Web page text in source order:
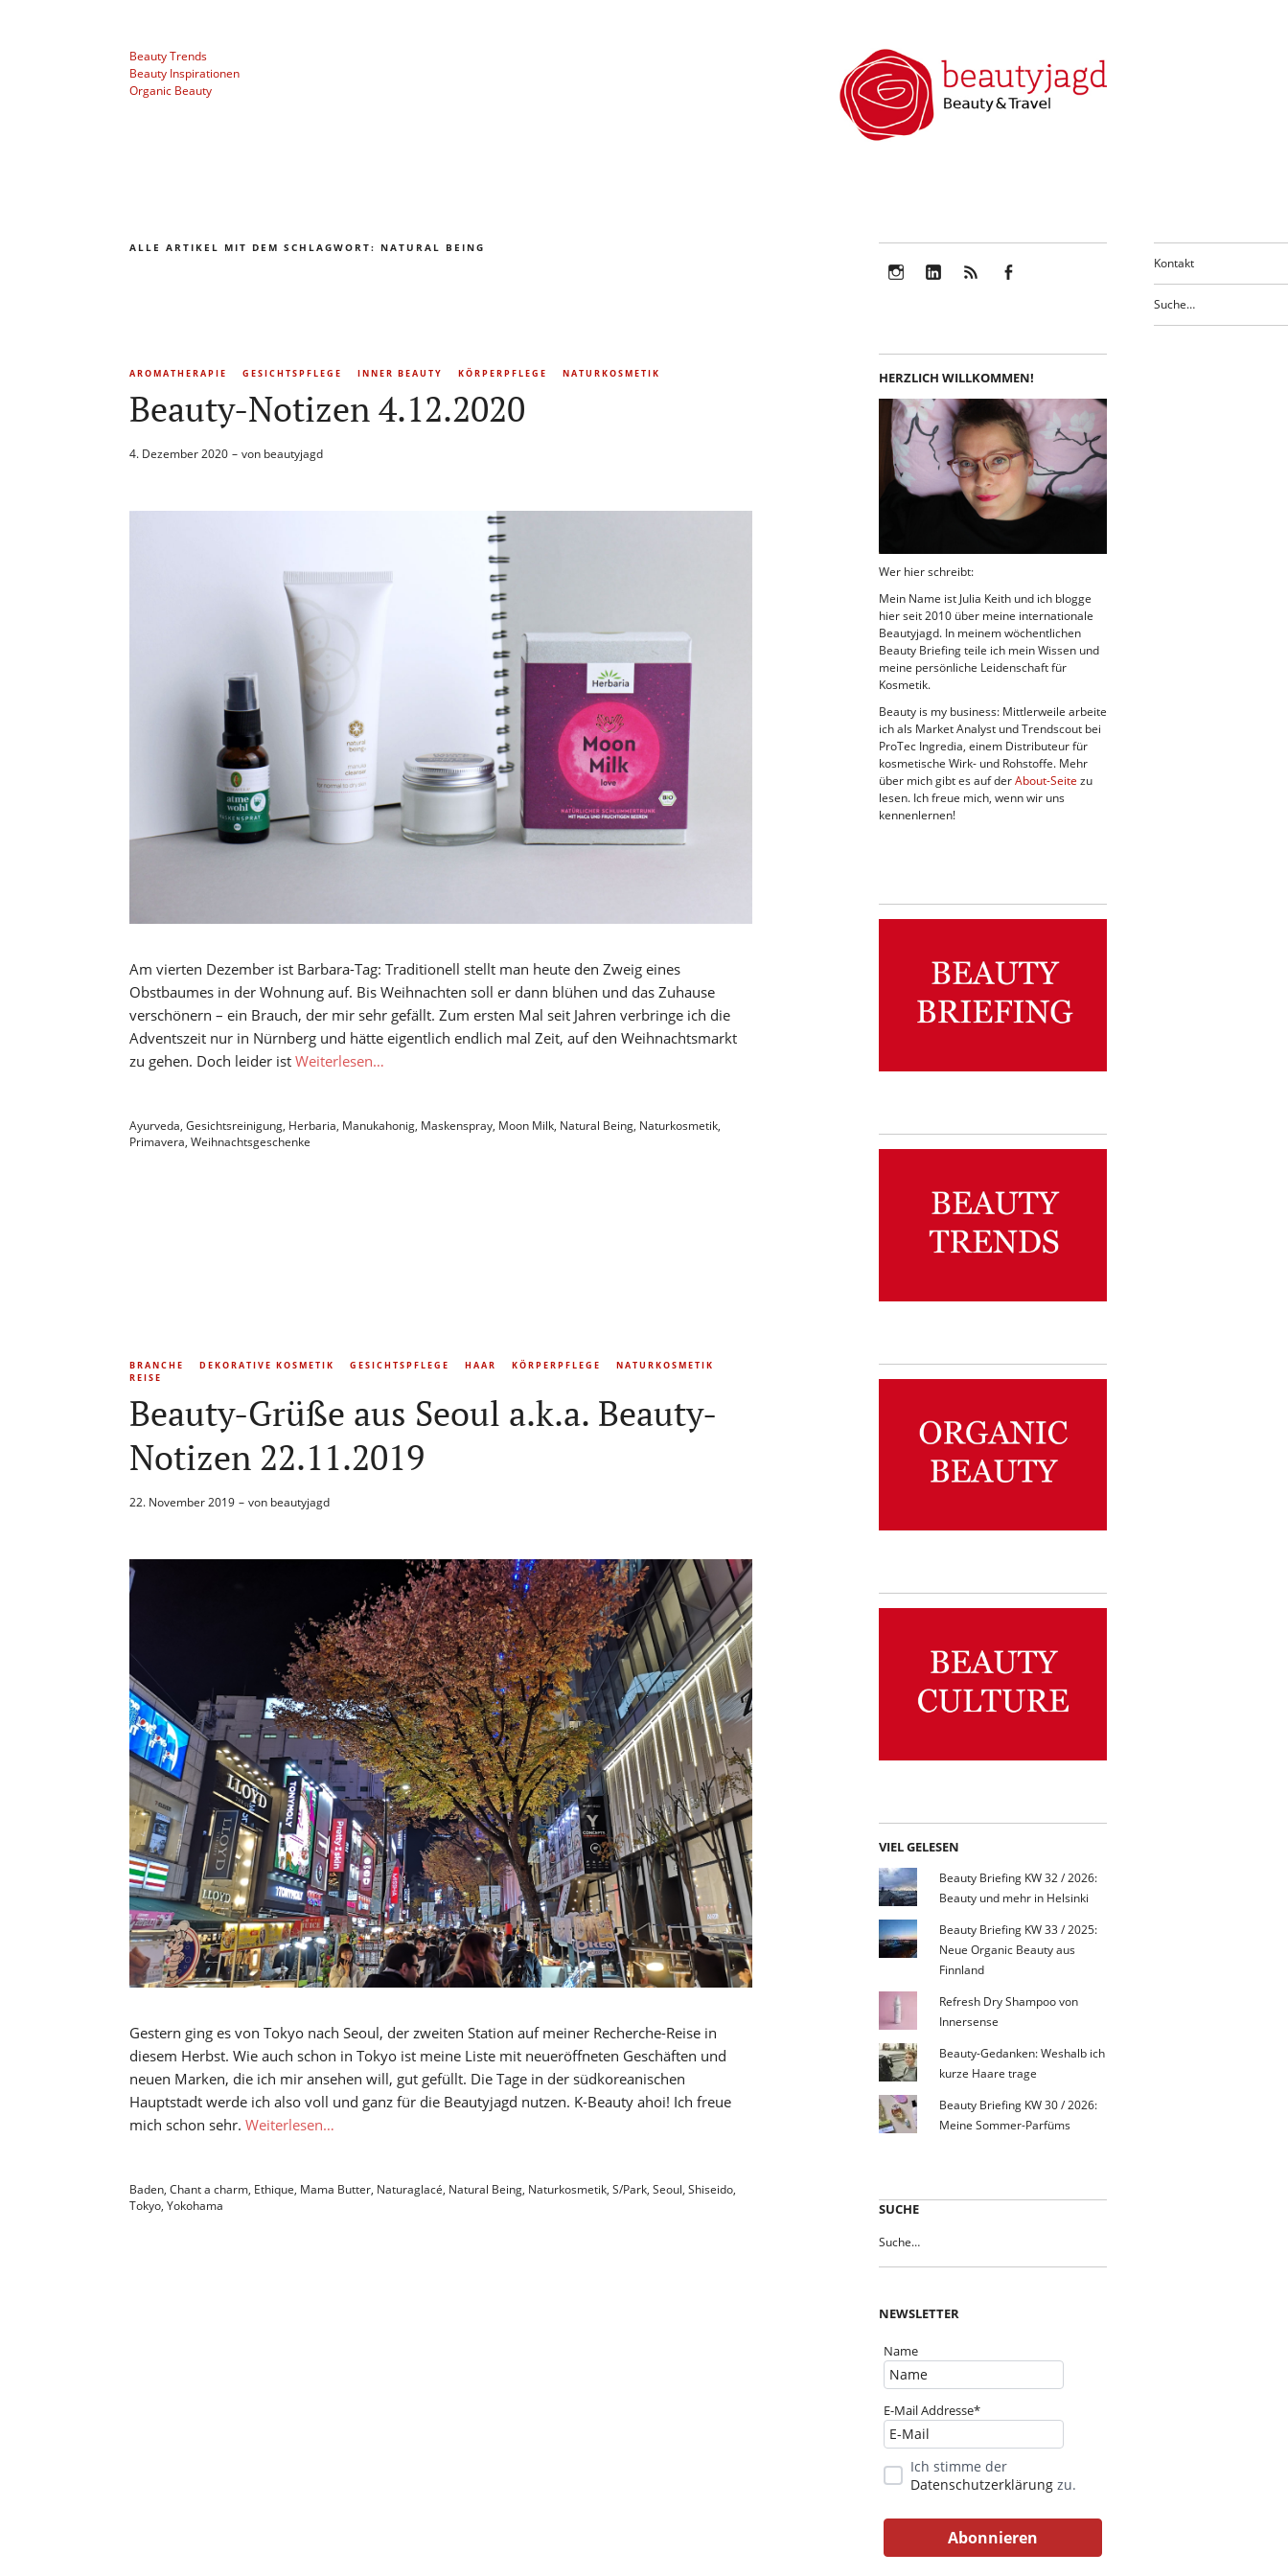
Kontakt
Beauty Trends
Beauty Inspirationen
Organic Beauty
ALLE ARTIKEL MIT DEM SCHLAGWORT: NATURAL BEING
AROMATHERAPIE GESICHTSPFLEGE INNER BEAUTY KÖRPERPFLEGE NATURKOSMETIK
Beauty-Notizen 4.12.2020
4. Dezember 2020 von beautyjagd
Am vierten Dezember ist Barbara-Tag: Traditionell stellt man heute den Zweig eines
Obstbaumes in der Wohnung auf. Bis Weihnachten soll er dann blühen und das Zuhause
verschönern – ein Brauch, der mir sehr gefällt. Zum ersten Mal seit Jahren verbringe ich die
Adventszeit nur in Nürnberg und hätte eigentlich endlich mal Zeit, auf den Weihnachtsmarkt
zu gehen. Doch leider ist Weiterlesen…
Ayurveda, Gesichtsreinigung, Herbaria, Manukahonig, Maskenspray, Moon Milk, Natural Being, Naturkosmetik,
Primavera, Weihnachtsgeschenke
BRANCHE DEKORATIVE KOSMETIK GESICHTSPFLEGE HAAR KÖRPERPFLEGE
NATURKOSMETIK
REISE
Beauty-Grüße aus Seoul a.k.a. Beauty-
Notizen 22.11.2019
22. November 2019 von beautyjagd
Gestern ging es von Tokyo nach Seoul, der zweiten Station auf meiner Recherche-Reise in
diesem Herbst. Wie auch schon in Tokyo ist meine Liste mit neueröffneten Geschäften und
neuen Marken, die ich mir ansehen will, gut gefüllt. Die Tage in der südkoreanischen
Hauptstadt werde ich also voll und ganz für die Beautyjagd nutzen. K-Beauty ahoi! Ich freue
mich schon sehr. Weiterlesen…
Baden, Chant a charm, Ethique, Mama Butter, Naturaglacé, Natural Being, Naturkosmetik, S/Park, Seoul, Shiseido,
Tokyo, Yokohama
HERZLICH WILLKOMMEN!
Wer hier schreibt:
Mein Name ist Julia Keith und ich blogge
hier seit 2010 über meine internationale
Beautyjagd. In meinem wöchentlichen
Beauty Briefing teile ich mein Wissen und
meine persönliche Leidenschaft für
Kosmetik.
Beauty is my business: Mittlerweile arbeite
ich als Market Analyst und Trendscout bei
ProTec Ingredia, einem Distributeur für
kosmetische Wirk- und Rohstoffe. Mehr
über mich gibt es auf derAbout-Seite zu
lesen. Ich freue mich, wenn wir uns
kennenlernen!
VIEL GELESEN
Beauty Briefing KW 32 / 2026:
Beauty und mehr in Helsinki
Beauty Briefing KW 33 / 2025:
Neue Organic Beauty aus
Finnland
Refresh Dry Shampoo von
Innersense
Beauty-Gedanken: Weshalb ich
kurze Haare trage
Beauty Briefing KW 30 / 2026:
Meine Sommer-Parfüms
SUCHE
NEWSLETTER
Name
E-Mail Addresse*
Ich stimme der
Datenschutzerklärung zu.